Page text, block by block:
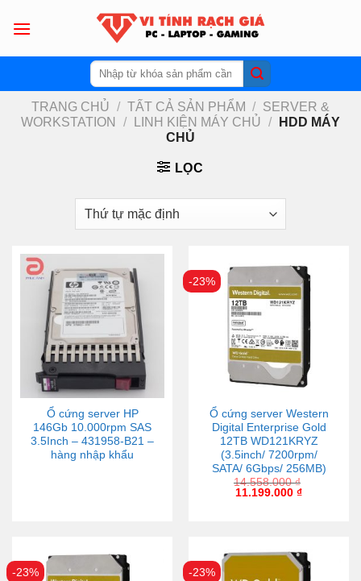
Tìm
kiếm:
TRANG CHỦ / TẤT CẢ SẢN PHẨM / SERVER &
WORKSTATION
/ LINH KIỆN MÁY CHỦ /
HDD MÁY
CHỦ
LỌC
Ổ cứng server HP
146Gb 10.000rpm SAS
3.5Inch – 431958-B21 –
hàng nhập khẩu
-23%
Ổ cứng server Western
Digital Enterprise Gold
12TB WD121KRYZ
(3.5inch/ 7200rpm/
SATA/ 6Gbps/ 256MB)
14.558.000₫
11.199.000 ₫
-23% -23%